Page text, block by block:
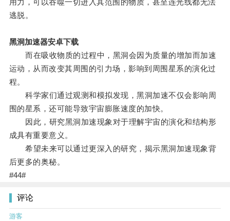
用力，可以吞噬一切进入其范围的物质，甚至连光线都无法
逃脱。
黑洞加速器安卓下载
而在吸收物质的过程中，黑洞会因为质量的增加而加速
运动，从而改变其周围的引力场，影响到周围星系的演化过
程。
科学家们通过观测和模拟发现，黑洞加速不仅会影响周
围的星系，还可能导致宇宙膨胀速度的加快。
因此，研究黑洞加速现象对于理解宇宙的演化和结构形
成具有重要意义。
希望未来可以通过更深入的研究，揭示黑洞加速现象背
后更多的奥秘。
#44#
评论
游客